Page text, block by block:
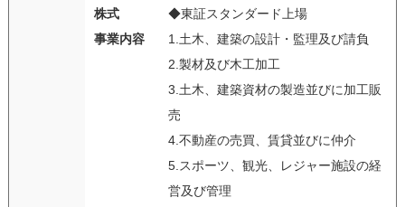
株式
◆東証スタンダード上場
事業内容
1.土木、建築の設計・監理及び請負
2.製材及び木工加工
3.土木、建築資材の製造並びに加工販
売
4.不動産の売買、賃貸並びに仲介
5.スポーツ、観光、レジャー施設の経
営及び管理